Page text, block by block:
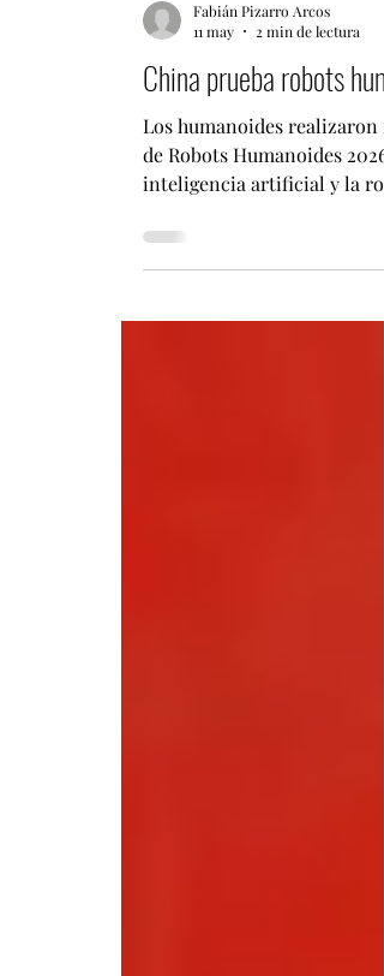
Fabián Pizarro Arcos
11 may
2 min de lectura
China prueba robots
Los humanoides
inteligencia artificial y la
provincia de Fujian, robots